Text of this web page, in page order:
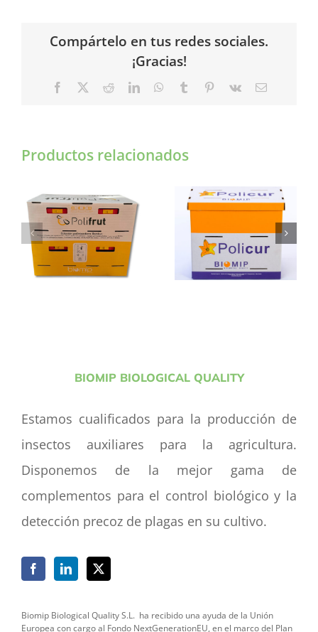
Compártelo en tus redes sociales.
¡Gracias!
Facebook RedditLinkedInWhatsApp
Tumblr Pinterest
Vk
Correo
Productos relacionados
ESTACION
POLIFRUT
ESTACION
POLICUR
BIOMIP BIOLOGICAL QUALITY
Estamos cualificados para la producción de
insectos auxiliares para la agricultura.
Disponemos de la mejor gama de
complementos para el control biológico y la
detección precoz de plagas en su cultivo.
Biomip Biological Quality S.L. ha recibido una ayuda de la Unión
Europea con cargo al Fondo NextGenerationEU, en el marco del Plan